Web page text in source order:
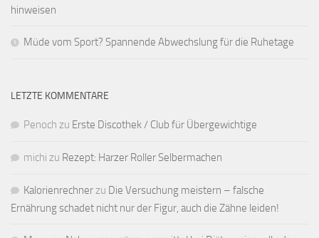
hinweisen
Müde vom Sport? Spannende Abwechslung für die Ruhetage
LETZTE KOMMENTARE
Penoch zu Erste Discothek / Club für Übergewichtige
michi zu Rezept: Harzer Roller Selbermachen
Kalorienrechnerzu Die Versuchung meistern – falsche
Ernährung schadet nicht nur der Figur, auch die Zähne leiden!